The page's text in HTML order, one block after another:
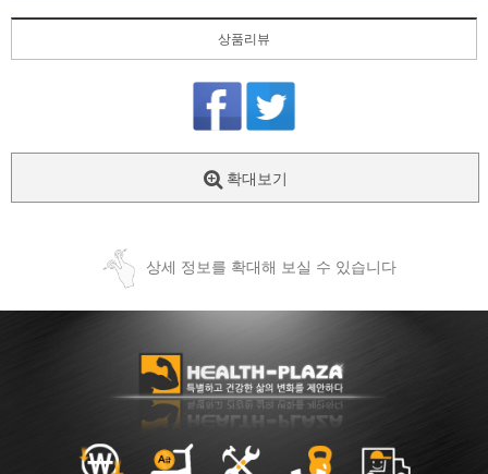
상품리뷰
확대보기
상세 정보를 확대해 보실 수 있습니다